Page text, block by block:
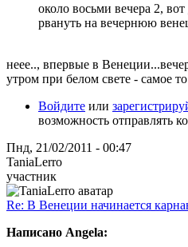
около восьми вечера 2,
рвануть на вечернюю
неее.., впервые в
утром при белом свете - самое
Войдите или
возможность отправлять
Пнд, 21/02/2011 - 00:47
TaniaLerro
участник
Re: В Венеции начинается
Написано Angela: